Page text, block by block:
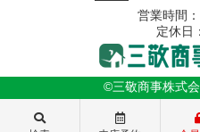
営業時間
定休日
©三敬商事株式